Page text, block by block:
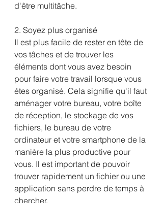
d'être multitâche.
2. Soyez plus organisé
Il est plus facile de rester en tête de
vos tâches et de trouver les
éléments dont vous avez besoin
pour faire votre travail lorsque vous
êtes organisé. Cela signifie qu'il faut
aménager votre bureau, votre boîte
de réception, le stockage de vos
fichiers, le bureau de votre
ordinateur et votre smartphone de la
manière la plus productive pour
vous. Il est important de pouvoir
trouver rapidement un fichier ou une
application sans perdre de temps à
chercher.